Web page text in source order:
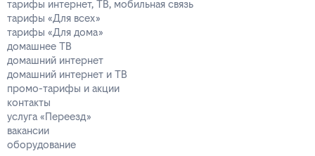
тарифы интернет, ТВ, мобильная связь
тарифы «Для всех»
тарифы «Для дома»
домашнее ТВ
домашний интернет
домашний интернет и ТВ
промо-тарифы и акции
контакты
услуга «Переезд»
вакансии
оборудование